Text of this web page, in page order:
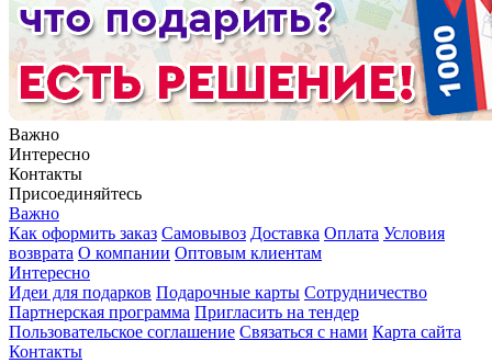
Важно
Интересно
Контакты
Присоединяйтесь
Важно
Как оформить заказ Самовывоз Доставка Оплата Условия
возврата О компании Оптовым клиентам
Интересно
Идеи для подарков Подарочные карты Сотрудничество
Партнерская программа Пригласить на тендер
Пользовательское соглашение Связаться с нами Карта сайта
Контакты